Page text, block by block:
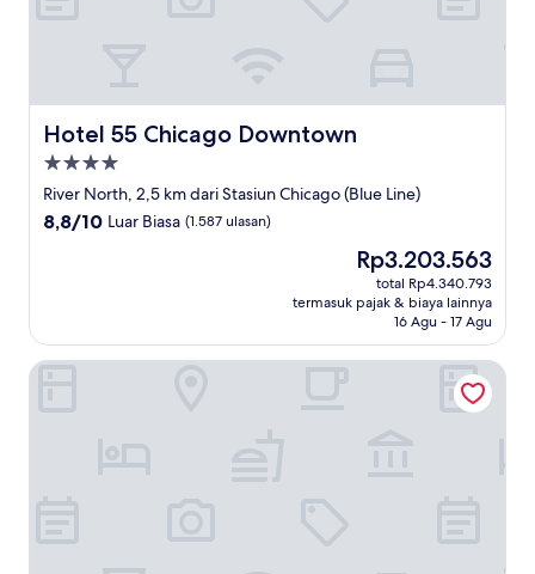
Hotel 55 Chicago Downtown
Hotel 55 Chicago Downtown
Properti
bintang
4.0
River North, 2,5 km dari Stasiun Chicago (Blue Line)
8.8
ulasan)
8,8/10 Luar Biasa (1.587 ulasan)
Harga
sekarang
Rp3.203.563
Rp3.203.563
total Rp4.340.793
termasuk pajak & biaya lainnya
16 Agu - 17 Agu
voco Chicago Downtown - Riverwalk by IHG